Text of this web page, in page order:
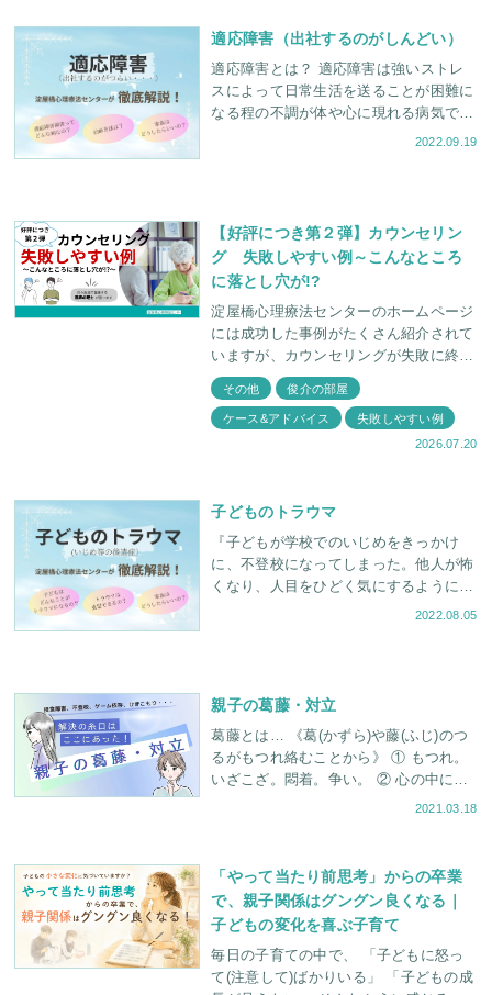
適応障害（出社するのがしんどい）
適応障害とは？ 適応障害は強いストレ
スによって日常生活を送ることが困難に
なる程の不調が体や心に現れる病気で、
最もよく見られる疾患の一つです。 仕
2022.09.19
【好評につき第２弾】カウンセリン
グ 失敗しやすい例～こんなところ
に落とし穴が!?
淀屋橋心理療法センターのホームページ
には成功した事例がたくさん紹介されて
いますが、カウンセリングが失敗に終わ
ってしまうケースも存在します。 今回
は、前回好評だった カウンセリングに
失敗しやすい例
その他 俊介の部屋
ケース&アドバイス
失敗しやすい例
2026.07.20
子どものトラウマ
『子どもが学校でのいじめをきっかけ
に、不登校になってしまった。他人が怖
くなり、人目をひどく気にするようにな
った。昔のことを思い出して、今でも苦
2022.08.05
親子の葛藤・対立
葛藤とは… 《葛(かずら)や藤(ふじ)のつ
るがもつれ絡むことから》 ① もつれ。
いざこざ。悶着。争い。 ② 心の中にそ
れぞれ違った方向あるいは相反する方向
2021.03.18
「やって当たり前思考」からの卒業
で、親子関係はグングン良くなる｜
子どもの変化を喜ぶ子育て
毎日の子育ての中で、 「子どもに怒っ
て(注意して)ばかりいる」 「子どもの成